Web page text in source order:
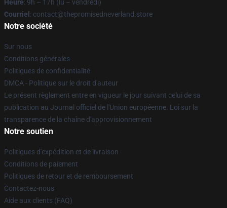
Heure: 9h – 17h (lu – vendredi)
Courriel : contact@thepromisedneverland.store
Notre société
Sur nous
Conditions générales
Politiques de confidentialité
DMCA - Politique sur le droit d'auteur
Le présent règlement entre en vigueur le jour suivant celui de sa
publication au Journal officiel de l'Union européenne. Loi sur la
transparence de la chaîne d'approvisionnement
Notre soutien
Politiques d'expédition et de livraison
Conditions de paiement
Politiques de retour et de remboursement
Contactez-nous
Aide aux clients (FAQ)